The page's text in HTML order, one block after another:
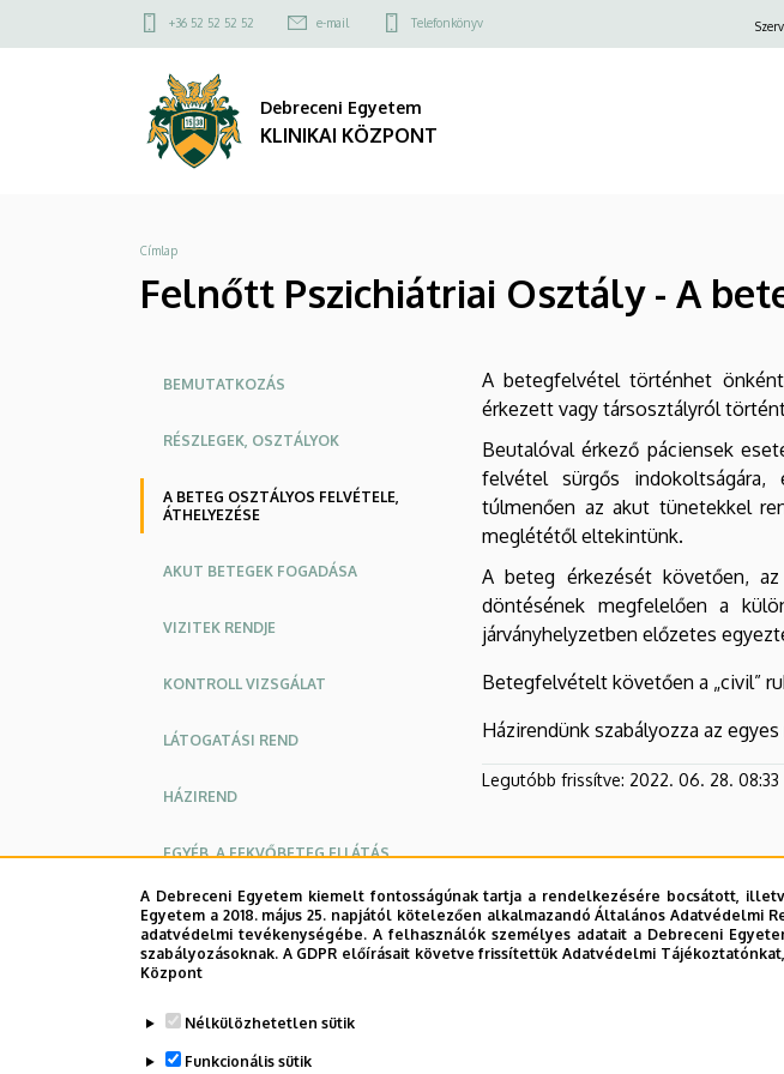
A Debreceni Egyetem kiemelt fontosságúnak tartja a rendelkezésére bocsátott,
Egyetem a 2018. május 25. napjától kötelezően alkalmazandó Általános
adatvédelmi tevékenységébe. A felhasználók személyes adatait a Debreceni
szabályozásoknak. A GDPR előírásait követve frissítettük Adatvédelmi
Központ
Nélkülözhetetlen sütik
Funkcionális sütik
Pszichiátriai
osztályos
felvétele,
áthelyezése
KÖZPONT
a
Felső
menü
+36 52 52 52 52 e-mail Telefonkönyv
Debreceni Egyetem
KLINIKAI KÖZPONT
Morzsa
Címlap
Felnőtt Pszichiátriai Osztály - A
Oldalmenü
BEMUTATKOZÁS
RÉSZLEGEK, OSZTÁLYOK
A BETEG OSZTÁLYOS FELVÉTELE,
ÁTHELYEZÉSE
AKUT BETEGEK FOGADÁSA
VIZITEK RENDJE
KONTROLL VIZSGÁLAT
LÁTOGATÁSI REND
HÁZIREND
EGYÉB, A FEKVŐBETEG ELLÁTÁS
PSZICHOLÓGIAI TEAM MŰKÖDÉSE
OKTATÁSI TEVÉKENYSÉG
A betegfelvétel történhet
érkezett vagy társosztályról
Beutalóval érkező páciensek
felvétel sürgős indokoltságára,
túlmenően az akut tünetekkel
meglététől eltekintünk.
A beteg érkezését követően,
döntésének megfelelően a
járványhelyzetben előzetes
Betegfelvételt követően a „civil”
Házirendünk szabályozza az
Legutóbb frissítve: 2022. 06. 28. 08:33